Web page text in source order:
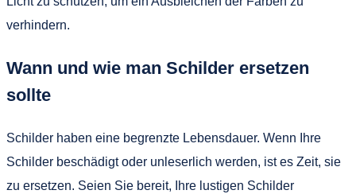
verhindern.
Wann und wie man Schilder ersetzen
sollte
Schilder haben eine begrenzte Lebensdauer. Wenn Ihre
Schilder beschädigt oder unleserlich werden, ist es Zeit, sie
zu ersetzen. Seien Sie bereit, Ihre lustigen Schilder